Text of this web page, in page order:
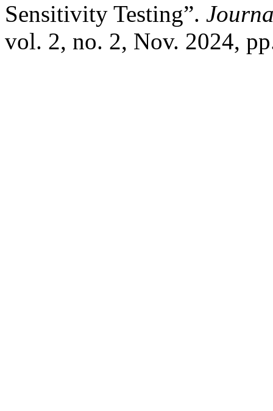
Sensitivity Testing”.
vol. 2, no. 2, Nov. 2024,